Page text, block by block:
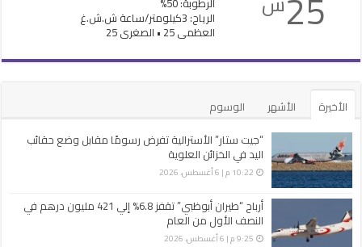
الرياح: 3كيلومتر/ساعة ش.ش.غ
العظمى 25 • الصغرى 25
الأخيرة الأشهر
الوسوم
“جيت ستار” الأسترالية تفرض رسومًا مقابل وضع حقائب
اليد في الخزائن العلوية
10:22 م | 6 أغسطس، 2026
أرباح “طيران أبوظبي” تقفز 6.8% إلي 421 مليون درهم في
النصف الأول من العام
9:25 م | 6 أغسطس، 2026